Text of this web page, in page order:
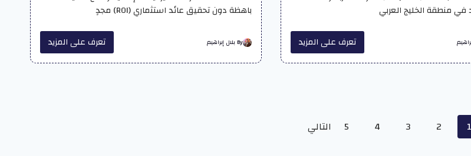
في منطقة الخليج العربي
تعرف على المزيد
باهظة دون تحقيق عائد استثماري (ROI) مجدٍ
By بلال إبراهيم تعرف على المزيد
Posts
1
2
3
4
5 التالي